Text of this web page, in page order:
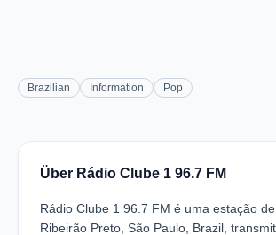
Brazilian Information Pop
Über Rádio Clube 1 96.7 FM
Rádio Clube 1 96.7 FM é uma estação
Ribeirão Preto, São Paulo, Brazil,